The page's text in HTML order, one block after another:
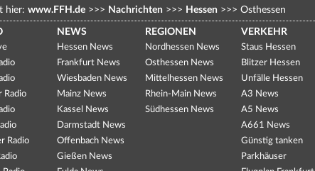
hier: www.FFH.de >>> Nachrichten >>> Hessen >>> Osthessen
Radio
Radio
NEWS
Hessen News
Frankfurt News
Wiesbaden News
Mainz News
Kassel News
Darmstadt News
Offenbach News
Gießen News
REGIONEN
Nordhessen News
Osthessen News
Mittelhessen News
Rhein-Main News
Südhessen News
VERKEHR
Staus Hessen
Blitzer Hessen
Unfälle Hessen
A3 News
A5 News
A661 News
Günstig tanken
Parkhäuser